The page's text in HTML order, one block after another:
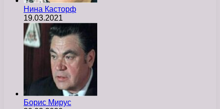
Нина Касторф
19.03.2021
Борис Мирус